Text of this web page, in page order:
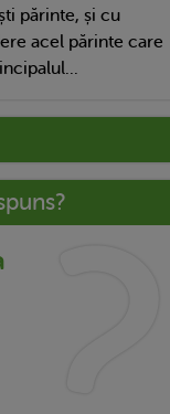
părinte, și cu
acel părinte care